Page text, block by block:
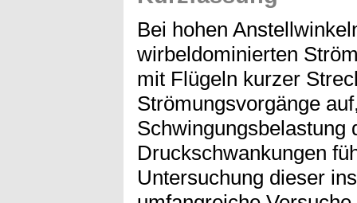
Bei hohen
wirbeldominierten
mit Flügeln kurzer
Strömungsvorgänge
Schwingungsbelastung
Druckschwankungen
Untersuchung dieser